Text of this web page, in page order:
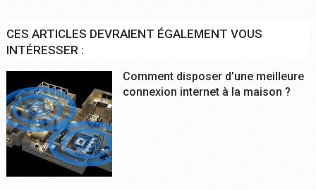
CES ARTICLES DEVRAIENT ÉGALEMENT VOUS
INTÉRESSER :
Comment disposer d’une meilleure
connexion internet à la maison ?